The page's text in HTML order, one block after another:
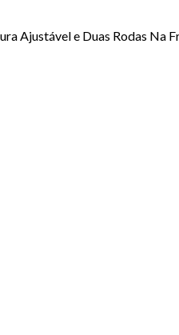
Ajustável e Duas Rodas Na